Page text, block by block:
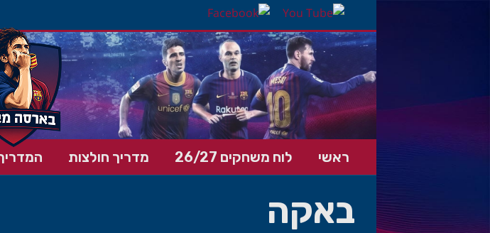
ראשי לוח משחקים 26/27 מדריך חולצות
באקה